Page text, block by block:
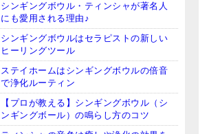
シンギングボウル・ティンシャが著名人
にも愛用される理由♪
シンギングボウルはセラピストの新しい
ヒーリングツール
ステイホームはシンギングボウルの倍音
で浄化ルーティン
【プロが教える】シンギングボウル（シ
ンギングボール）の鳴らし方のコツ